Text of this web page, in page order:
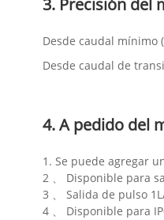
3. Precisión del
Desde caudal mínimo
Desde caudal de
4. A pedido del
1. Se puede agregar
2 、 Disponible para
3 、 Salida de pulso
4 、 Disponible para